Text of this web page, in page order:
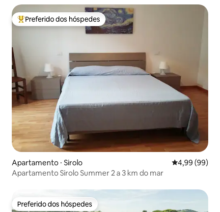
Entre os melhores preferidos dos hóspedes
Preferido dos hóspedes
Apartamento ⋅ Sirolo 4,99 de uma
4,99 (99)
Apartamento Sirolo Summer 2 a 3 km do mar
Preferido dos hóspedes
Preferido dos hóspedes